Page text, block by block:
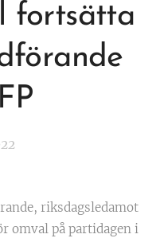
fortsätta
riksdagsledamot
omval på partidagen i